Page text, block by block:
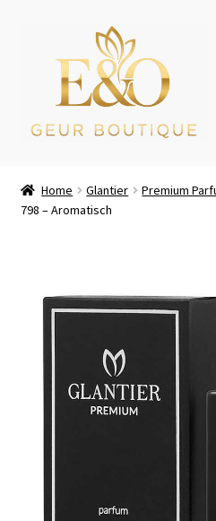
navigatie
inhoud
Winkel
Afrekenen
Winkelwagen
Contactgegevens
Afspraak maken
Home Glantier Premium
798 – Aromatisch